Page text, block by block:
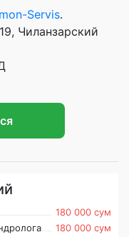
Servis.
Чиланзарский
180 000 сум
180 000 сум